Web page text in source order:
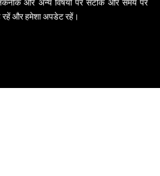
और अन्य विषयों पर सटीक और समय पर
रहें और हमेशा अपडेट रहें।